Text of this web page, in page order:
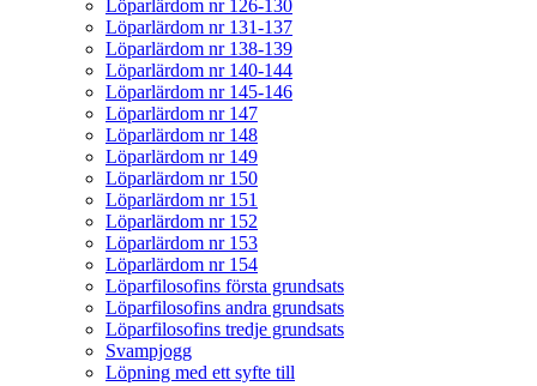
Löparlärdom nr 126-130
Löparlärdom nr 131-137
Löparlärdom nr 138-139
Löparlärdom nr 140-144
Löparlärdom nr 145-146
Löparlärdom nr 147
Löparlärdom nr 148
Löparlärdom nr 149
Löparlärdom nr 150
Löparlärdom nr 151
Löparlärdom nr 152
Löparlärdom nr 153
Löparlärdom nr 154
Löparfilosofins första grundsats
Löparfilosofins andra grundsats
Löparfilosofins tredje grundsats
Svampjogg
Löpning med ett syfte till